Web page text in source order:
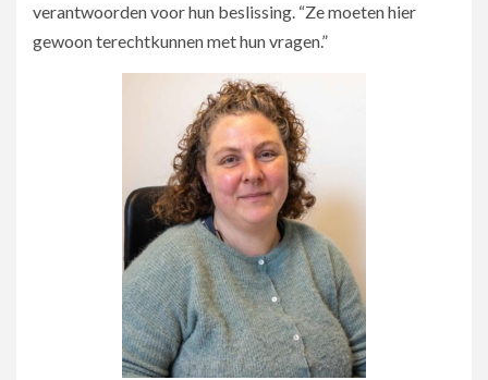
verantwoorden voor hun beslissing. “Ze moeten hier
gewoon terechtkunnen met hun vragen.”